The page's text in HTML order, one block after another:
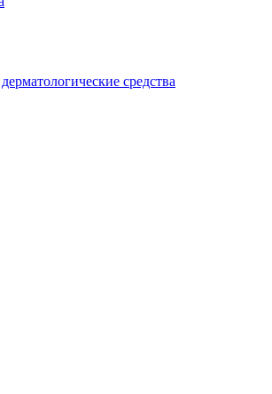
средства